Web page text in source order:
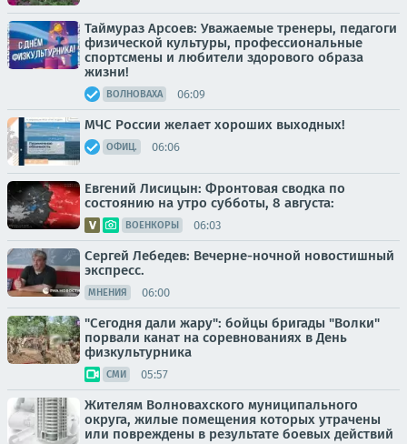
Таймураз Арсоев: Уважаемые тренеры, педагоги
физической культуры, профессиональные
спортсмены и любители здорового образа
жизни!
ВОЛНОВАХА 06:09
МЧС России желает хороших выходных!
ОФИЦ. 06:06
Евгений Лисицын: Фронтовая сводка по
состоянию на утро субботы, 8 августа:
ВОЕНКОРЫ 06:03
Сергей Лебедев: Вечерне-ночной новостишный
экспресс.
МНЕНИЯ 06:00
"Сегодня дали жару": бойцы бригады "Волки"
порвали канат на соревнованиях в День
физкультурника
СМИ 05:57
Жителям Волновахского муниципального
округа, жилые помещения которых утрачены
или повреждены в результате боевых действий